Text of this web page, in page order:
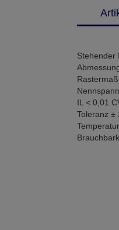
Stehender
IL < 0,01
Toleranz ±